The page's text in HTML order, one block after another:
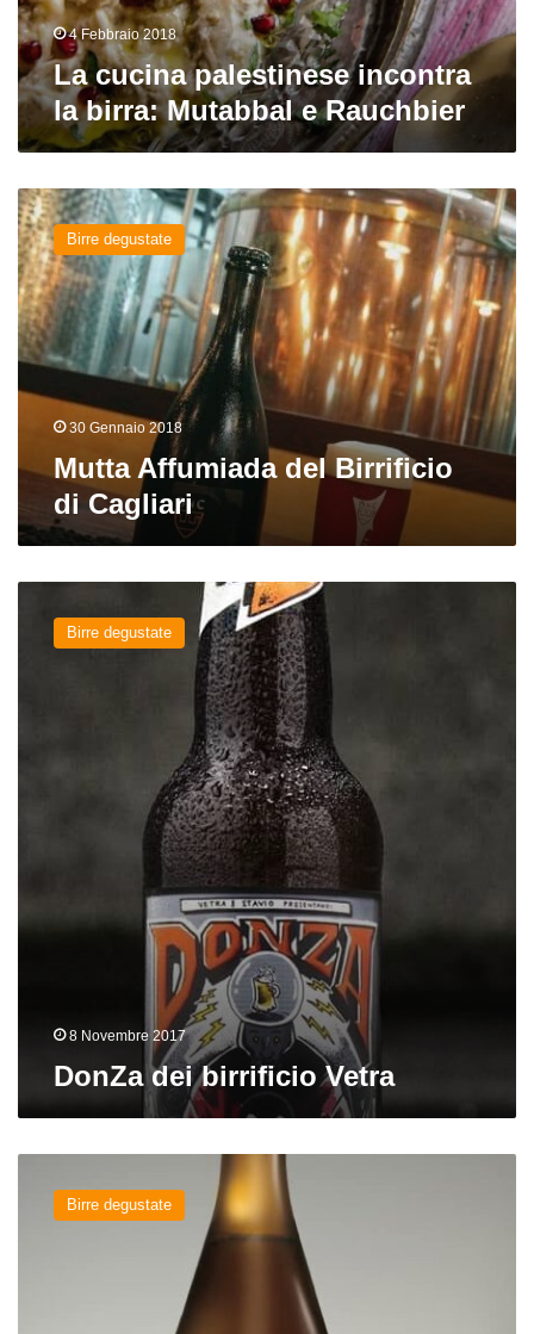
Rauchbier
4 Febbraio 2018
La cucina palestinese incontra
la birra: Mutabbal e Rauchbier
Mutta
Affumiada
del
Birrificio
di
Cagliari
Birre degustate
30 Gennaio 2018
Mutta Affumiada del Birrificio
di Cagliari
birrificio
Birre degustate
8 Novembre 2017
DonZa dei birrificio Vetra
birrificio
Birre degustate